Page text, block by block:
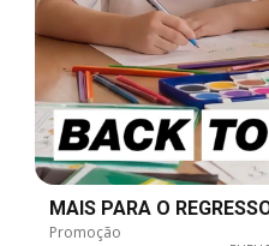
MAIS PARA O
Promoção